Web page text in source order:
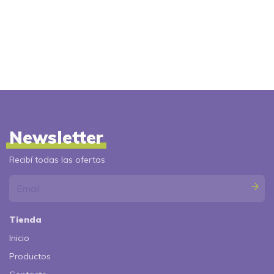
Newsletter
Recibí todas las ofertas
Tienda
Inicio
Productos